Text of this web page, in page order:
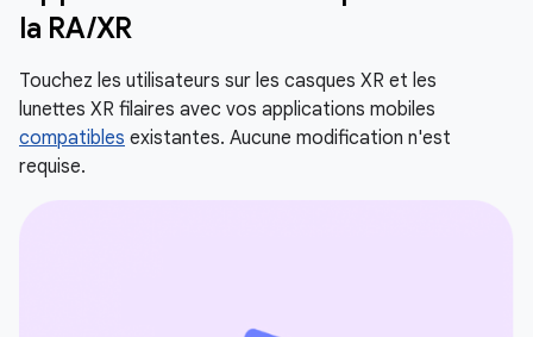
la RA/XR
Touchez les utilisateurs sur les casques XR et les
lunettes XR filaires avec vos applications mobiles
compatibles existantes. Aucune modification n'est
requise.